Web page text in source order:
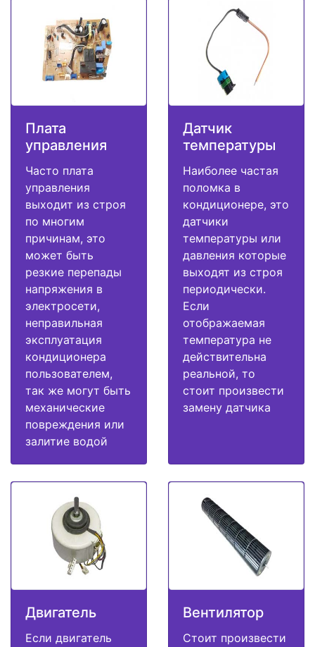
Плата
управления
Часто плата
управления
выходит из строя
по многим
причинам, это
может быть
резкие перепады
напряжения в
электросети,
неправильная
эксплуатация
кондиционера
пользователем,
так же могут быть
механические
повреждения или
залитие водой
Датчик
температуры
Наиболее частая
поломка в
кондиционере, это
датчики
температуры или
давления которые
выходят из строя
периодически.
Если
отображаемая
температура не
действительна
реальной, то
стоит произвести
замену датчика
Двигатель
Если двигатель
Вентилятор
Стоит произвести